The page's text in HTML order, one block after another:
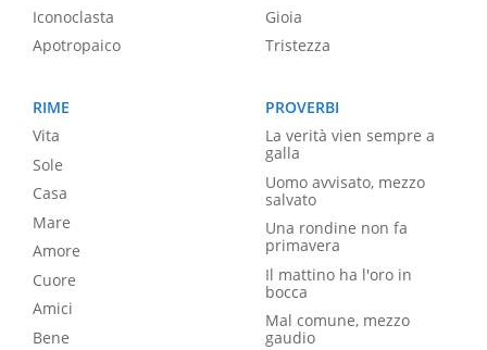
Iconoclasta
Apotropaico
Gioia
Tristezza
RIME
Vita
Sole
Casa
Mare
Amore
Cuore
Amici
Bene
PROVERBI
La verità vien sempre a
galla
Uomo avvisato, mezzo
salvato
Una rondine non fa
primavera
Il mattino ha l'oro in
bocca
Mal comune, mezzo
gaudio